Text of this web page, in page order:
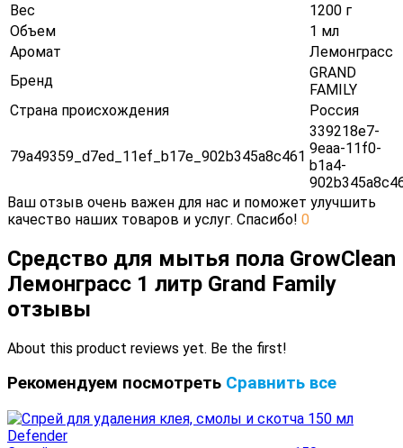
Вес
1200 г
Объем
1 мл
Аромат
Лемонграсс
Бренд
GRAND
FAMILY
Страна происхождения
Россия
79a49359_d7ed_11ef_b17e_902b345a8c461
339218e7-
9eaa-11f0-
b1a4-
Ваш отзыв очень важен для нас и поможет улучшить
качество наших товаров и услуг. Спасибо! 0
Средство для мытья пола GrowClean
Лемонграсс 1 литр Grand Family
отзывы
About this product reviews yet. Be the first!
Рекомендуем посмотреть Сравнить все